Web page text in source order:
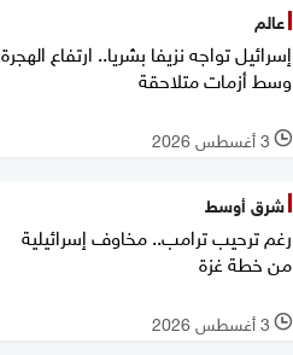
عالم
إسرائيل تواجه نزيفا بشريا.. ارتفاع الهجرة
وسط أزمات متلاحقة
l 3 أغسطس 2026
شرق أوسط
رغم ترحيب ترامب.. مخاوف إسرائيلية
من خطة غزة
l 3 أغسطس 2026